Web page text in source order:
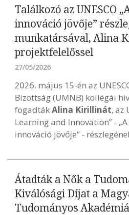
Találkozó az UNESCO
innováció jövője”
munkatársával, Alina
projektfelelőssel
27/05/2026
2026. május 15-én az
Bizottság (UMNB) kollégái
fogadtákAlina Kirillinát, az
Learning and Innovation” -
innováció jövője” -
Átadták a Nők a
Kiválósági Díjat a
Tudományos